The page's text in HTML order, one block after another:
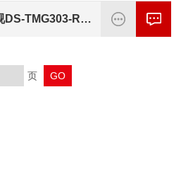
海康威视DS-TMG303-RA栅栏道闸3米
页